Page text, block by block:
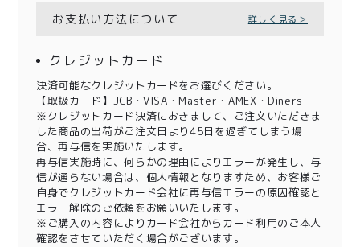
お支払い方法について 詳しく見る＞
クレジットカード
決済可能なクレジットカードをお選びください。
【取扱カード】JCB・VISA・Master・AMEX・Diners
※クレジットカード決済におきまして、ご注文いただきま
した商品の出荷がご注文日より45日を過ぎてしまう場
合、再与信を実施いたします。
再与信実施時に、何らかの理由によりエラーが発生し、与
信が通らない場合は、個人情報となりますため、お客様ご
自身でクレジットカード会社に再与信エラーの原因確認と
エラー解除のご依頼をお願いいたします。
※ご購入の内容によりカード会社からカード利用のご本人
確認をさせていただく場合がございます。